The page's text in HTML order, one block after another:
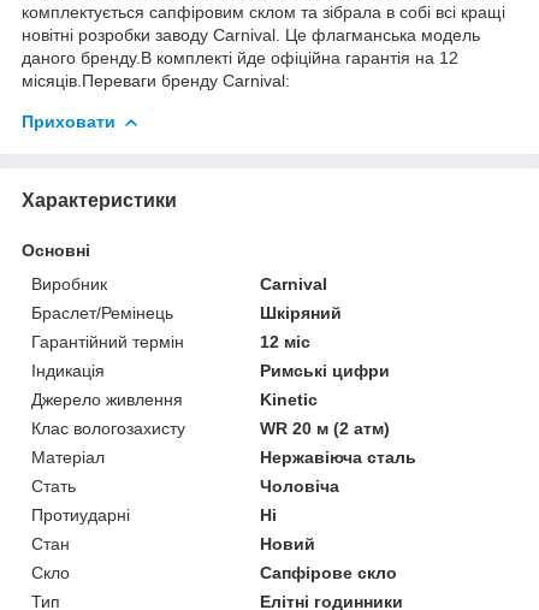
комплектується сапфіровим склом та зібрала в собі всі кращі
новітні розробки заводу Carnival. Це флагманська модель
даного бренду.В комплекті йде офіційна гарантія на 12
місяців.Переваги бренду Carnival:
Приховати
Характеристики
Основні
Виробник
Carnival
Браслет/Ремінець
Шкіряний
Гарантійний термін
12 міс
Індикація
Римські цифри
Джерело живлення
Kinetic
Клас вологозахисту
WR 20 м (2 атм)
Матеріал
Нержавіюча сталь
Стать
Чоловіча
Протиударні
Ні
Стан
Новий
Скло
Сапфірове скло
Тип
Елітні годинники